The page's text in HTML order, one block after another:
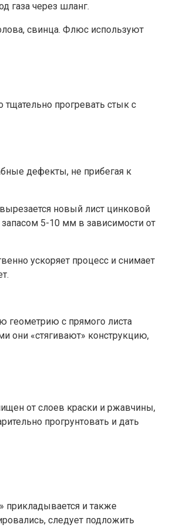
газа через шланг.
свинца. Флюс используют
прогревать стык с
дефекты, не прибегая к
новый лист цинковой
5-10 мм в зависимости от
ускоряет процесс и снимает
геометрию с прямого листа
они «стягивают» конструкцию,
от слоев краски и ржавчины,
прогрунтовать и дать
прикладывается и также
следует подложить